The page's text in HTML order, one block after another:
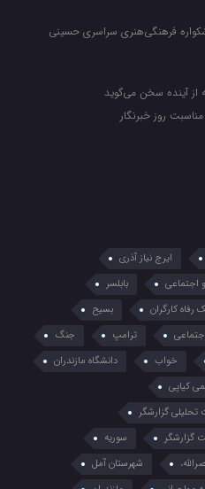
فرهنگی‌هنری سراسری حسینی
از آینده سخن می‌گوید
روز خبرنگار
ایرج نیاز آذری
اجتماعی
بابلسر
رفاه کارگران
بسیح
ترامپ
جنگ
خواب
دانشگاه مازندران
کیاپی
تحلیلی گزارشگر
گزارشگر
سوریه
شهرستان آمل